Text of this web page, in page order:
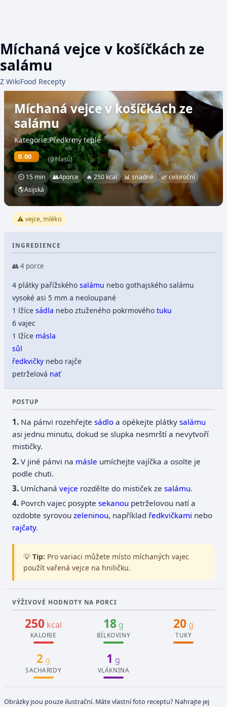
Míchaná vejce v košíčkách ze
salámu
Z WikiFood Recepty
Míchaná vejce v košíčkách ze
salámu
Kategorie:Předkrmy teplé
0.00 (0 hlasů)
⏲ 15 min 👥4porce 🔥 250 kcal 📊 snadné
🌿 celoroční
🌎Asijská
⚠️ vejce, mléko
INGREDIENCE
👥 4 porce
4 plátky pařížskéhosalámu nebo gothajského salámu
vysoké asi 5 mm a neoloupané
1 lžícesádla nebo ztuženého pokrmovéhotuku
6 vajec
1 lžíce másla
sůl
ředkvičky nebo rajče
petrželová nať
POSTUP
Na pánvi rozehřejtesádlo a opékejte plátkysalámu
asi jednu minutu, dokud se slupka nesmrští a nevytvoří
mističky.
V jiné pánvi na másle umíchejte vajíčka a osolte je
podle chuti.
Umíchanávejce rozdělte do mističek zesalámu.
Povrch vajec posyptesekanou petrželovou natí a
ozdobte syrovouzeleninou, například ředkvičkami nebo
rajčaty.
💡 Tip: Pro variaci můžete místo míchaných vajec
použít vařená vejce na hniličku.
VÝŽIVOVÉ HODNOTY NA PORCI
250 kcal
KALORIE
18g
BÍLKOVINY
20 g
TUKY
2 g
SACHARIDY
1 g
VLÁKNINA
Obrázky jsou pouze ilustrační. Máte vlastní foto receptu? Nahrajte jej